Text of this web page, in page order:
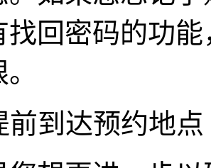
找回密码的功
到达预约地点